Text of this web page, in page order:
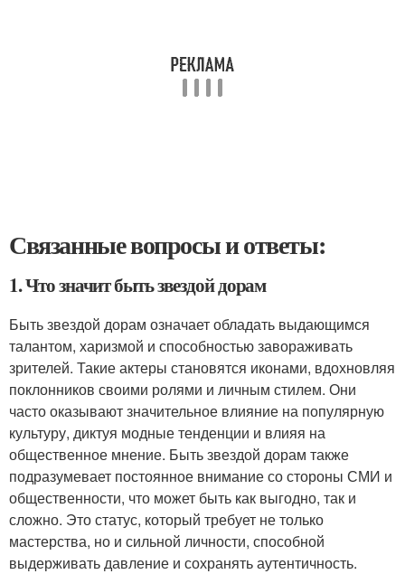
Связанные вопросы и ответы:
1. Что значит быть звездой дорам
Быть звездой дорам означает обладать выдающимся
талантом, харизмой и способностью завораживать
зрителей. Такие актеры становятся иконами, вдохновляя
поклонников своими ролями и личным стилем. Они
часто оказывают значительное влияние на популярную
культуру, диктуя модные тенденции и влияя на
общественное мнение. Быть звездой дорам также
подразумевает постоянное внимание со стороны СМИ и
общественности, что может быть как выгодно, так и
сложно. Это статус, который требует не только
мастерства, но и сильной личности, способной
выдерживать давление и сохранять аутентичность.